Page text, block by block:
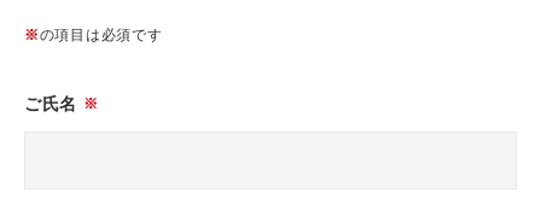
※の項目は必須です
ご氏名 ※